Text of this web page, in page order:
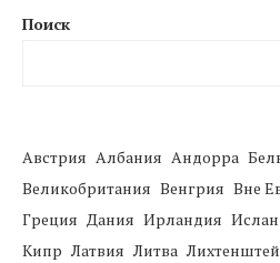
Поиск
Австрия Албания Андорра
Великобритания Венгрия Вне
Греция Дания Ирландия
Кипр Латвия Литва